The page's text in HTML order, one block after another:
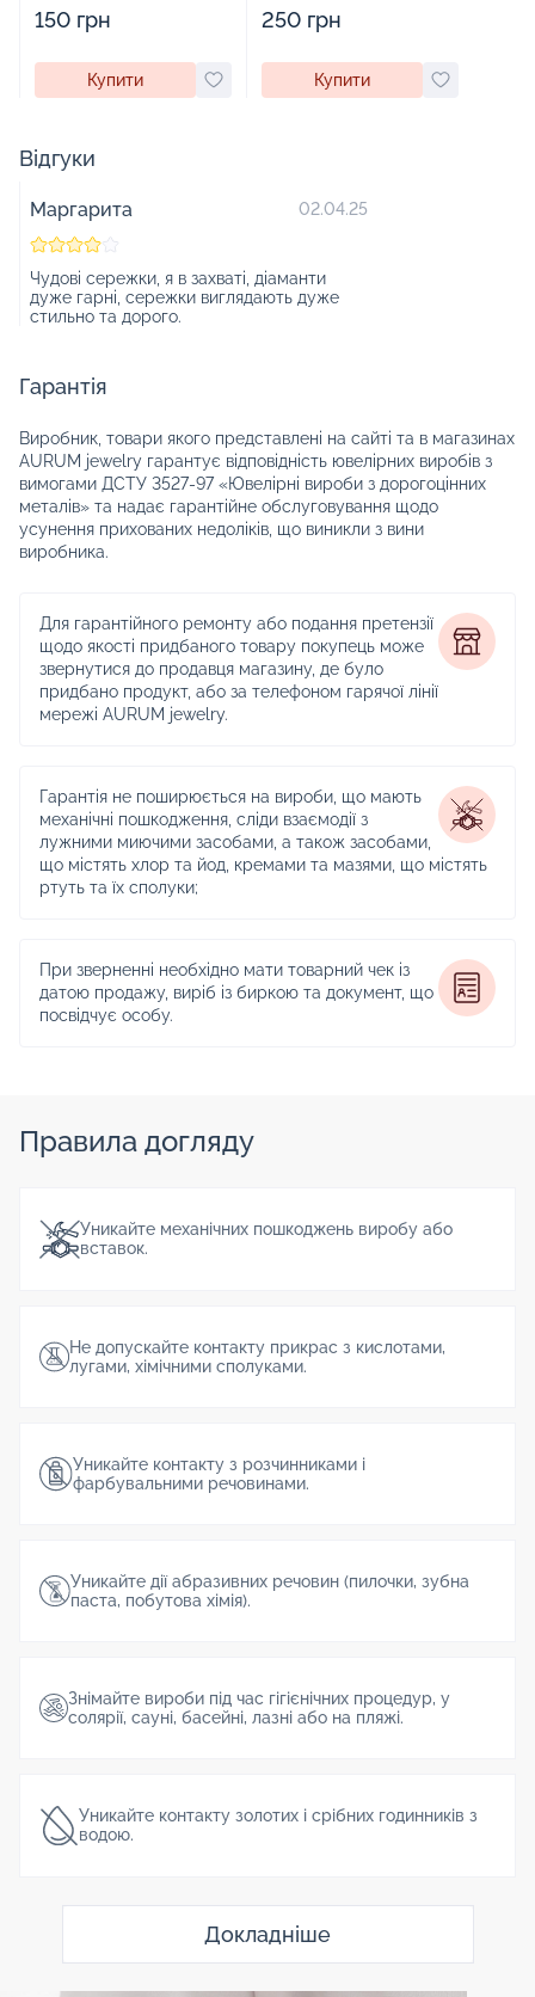
150 грн
Купити
250 грн
Купити
Відгуки
Маргарита 02.04.25
Чудові сережки, я в захваті, діаманти
дуже гарні, сережки виглядають дуже
стильно та дорого.
Гарантія
Виробник, товари якого представлені на сайті та в магазинах
AURUM jewelry гарантує відповідність ювелірних виробів з
вимогами ДСТУ 3527-97 «Ювелірні вироби з дорогоцінних
металів» та надає гарантійне обслуговування щодо
усунення прихованих недоліків, що виникли з вини
виробника.
Для гарантійного ремонту або подання претензії
щодо якості придбаного товару покупець може
звернутися до продавця магазину, де було
придбано продукт, або за телефоном гарячої лінії
мережі AURUM jewelry.
Гарантія не поширюється на вироби, що мають
механічні пошкодження, сліди взаємодії з
лужними миючими засобами, а також засобами,
що містять хлор та йод, кремами та мазями, що містять
ртуть та їх сполуки;
При зверненні необхідно мати товарний чек із
датою продажу, виріб із биркою та документ, що
посвідчує особу.
Правила догляду
Уникайте механічних пошкоджень виробу або
вставок.
Не допускайте контакту прикрас з кислотами,
лугами, хімічними сполуками.
Уникайте контакту з розчинниками і
фарбувальними речовинами.
Уникайте дії абразивних речовин (пилочки, зубна
паста, побутова хімія).
Знімайте вироби під час гігієнічних процедур, у
солярії, сауні, басейні, лазні або на пляжі.
Уникайте контакту золотих і срібних годинників з
водою.
Докладніше